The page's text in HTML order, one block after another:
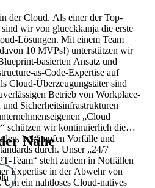
der Cloud. Als einer der Top-
wir von glueckkanja die erste
Lösungen. Mit einem Team
10 MVPs!) unterstützen wir
basierten Ansatz und
as-Code-Expertise auf
Betrieb von Workplace-
Sicherheitsinfrastrukturen
„Cloud
schützen wir kontinuierlich die
bekämpfen Vorfälle und
durch. Unser „24/7
Team“ steht zudem in Notfällen
Expertise in der Abwehr von
Nähe